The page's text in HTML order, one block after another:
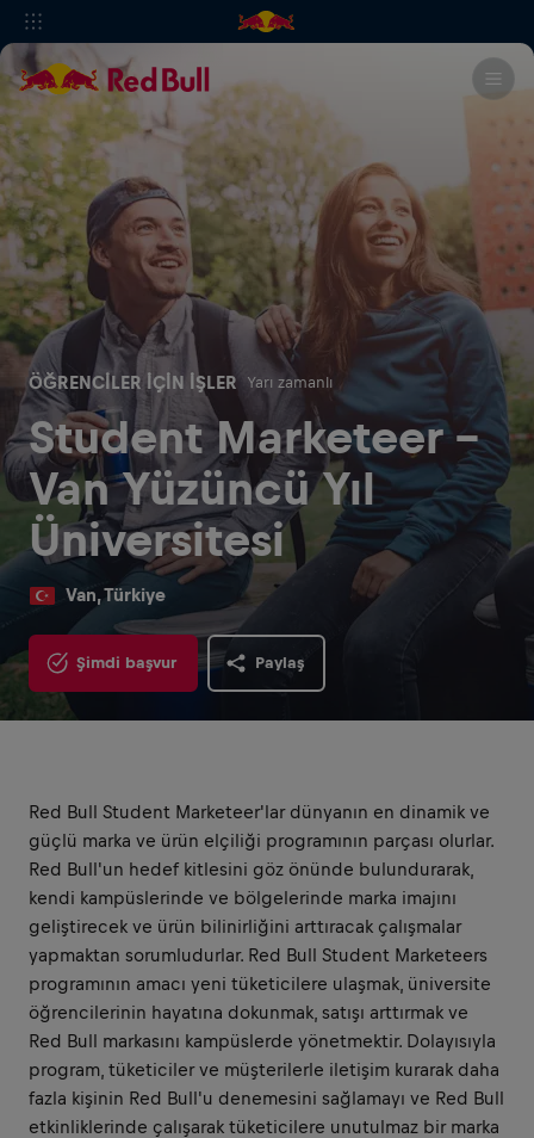
ÖĞRENCILER IÇIN İŞLER Yarı zamanlı
Student Marketeer -
Van Yüzüncü Yıl
Üniversitesi
Van, Türkiye
Şimdi başvur Paylaş
Red Bull Student Marketeer'lar dünyanın en dinamik ve
güçlü marka ve ürün elçiliği programının parçası olurlar.
Red Bull'un hedef kitlesini göz önünde bulundurarak,
kendi kampüslerinde ve bölgelerinde marka imajını
geliştirecek ve ürün bilinirliğini arttıracak çalışmalar
yapmaktan sorumludurlar. Red Bull Student Marketeers
programının amacı yeni tüketicilere ulaşmak, üniversite
öğrencilerinin hayatına dokunmak, satışı arttırmak ve
Red Bull markasını kampüslerde yönetmektir. Dolayısıyla
program, tüketiciler ve müşterilerle iletişim kurarak daha
fazla kişinin Red Bull'u denemesini sağlamayı ve Red Bull
etkinliklerinde çalışarak tüketicilere unutulmaz bir marka